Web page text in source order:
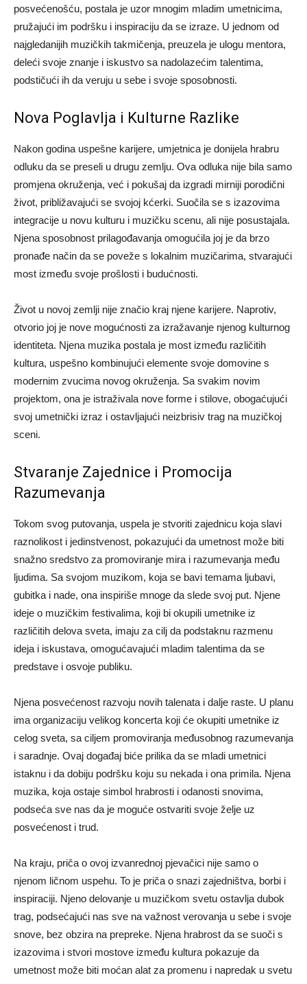
posvećenošću, postala je uzor mnogim mladim umetnicima,
pružajući im podršku i inspiraciju da se izraze. U jednom od
najgledanijih muzičkih takmičenja, preuzela je ulogu mentora,
deleći svoje znanje i iskustvo sa nadolazećim talentima,
podstičući ih da veruju u sebe i svoje sposobnosti.
Nova Poglavlja i Kulturne Razlike
Nakon godina uspešne karijere, umjetnica je donijela hrabru
odluku da se preseli u drugu zemlju. Ova odluka nije bila samo
promjena okruženja, već i pokušaj da izgradi mirniji porodični
život, približavajući se svojoj kćerki. Suočila se s izazovima
integracije u novu kulturu i muzičku scenu, ali nije posustajala.
Njena sposobnost prilagođavanja omogućila joj je da brzo
pronađe način da se poveže s lokalnim muzičarima, stvarajući
most između svoje prošlosti i budućnosti.
Život u novoj zemlji nije značio kraj njene karijere. Naprotiv,
otvorio joj je nove mogućnosti za izražavanje njenog kulturnog
identiteta. Njena muzika postala je most između različitih
kultura, uspešno kombinujući elemente svoje domovine s
modernim zvucima novog okruženja. Sa svakim novim
projektom, ona je istraživala nove forme i stilove, obogaćujući
svoj umetnički izraz i ostavljajući neizbrisiv trag na muzičkoj
sceni.
Stvaranje Zajednice i Promocija
Razumevanja
Tokom svog putovanja, uspela je stvoriti zajednicu koja slavi
raznolikost i jedinstvenost, pokazujući da umetnost može biti
snažno sredstvo za promoviranje mira i razumevanja među
ljudima. Sa svojom muzikom, koja se bavi temama ljubavi,
gubitka i nade, ona inspiriše mnoge da slede svoj put. Njene
ideje o muzičkim festivalima, koji bi okupili umetnike iz
različitih delova sveta, imaju za cilj da podstaknu razmenu
ideja i iskustava, omogućavajući mladim talentima da se
predstave i osvoje publiku.
Njena posvećenost razvoju novih talenata i dalje raste. U planu
ima organizaciju velikog koncerta koji će okupiti umetnike iz
celog sveta, sa ciljem promoviranja međusobnog razumevanja
i saradnje. Ovaj događaj biće prilika da se mladi umetnici
istaknu i da dobiju podršku koju su nekada i ona primila. Njena
muzika, koja ostaje simbol hrabrosti i odanosti snovima,
podseća sve nas da je moguće ostvariti svoje želje uz
posvećenost i trud.
Na kraju, priča o ovoj izvanrednoj pjevačici nije samo o
njenom ličnom uspehu. To je priča o snazi zajedništva, borbi i
inspiraciji. Njeno delovanje u muzičkom svetu ostavlja dubok
trag, podsećajući nas sve na važnost verovanja u sebe i svoje
snove, bez obzira na prepreke. Njena hrabrost da se suoči s
izazovima i stvori mostove između kultura pokazuje da
umetnost može biti moćan alat za promenu i napredak u svetu